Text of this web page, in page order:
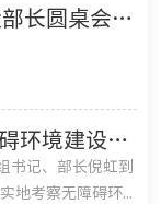
2025中国—东盟建设部长圆桌会议在广西桂林举行
倪虹在北京调研无障碍环境建设工作
书记、部长倪虹到
地考察无障碍环...